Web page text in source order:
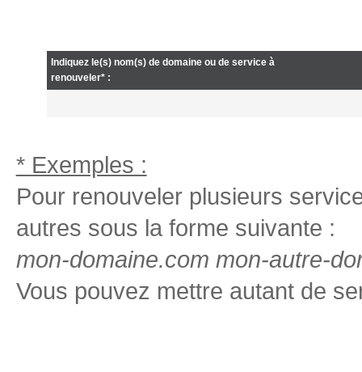
Indiquez le(s) nom(s) de domaine ou de service à
renouveler* :
* Exemples :
Pour renouveler plusieurs
autres sous la forme suivante :
mon-domaine.com mon-autre-
Vous pouvez mettre autant de